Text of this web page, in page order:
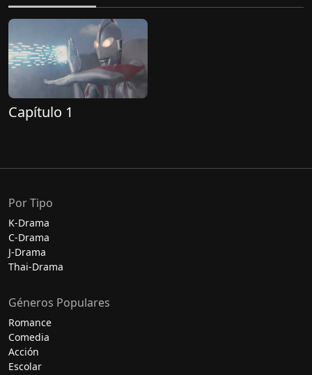
Capítulo 1
Por Tipo
K-Drama
C-Drama
J-Drama
Thai-Drama
Géneros Populares
Romance
Comedia
Acción
Escolar